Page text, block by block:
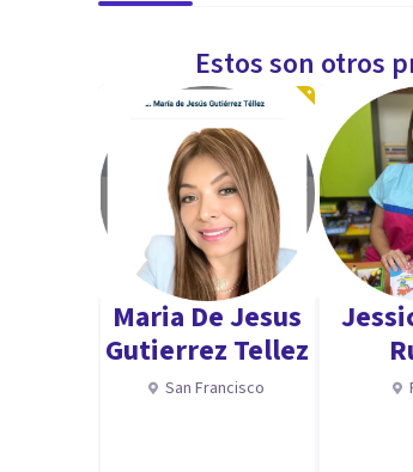
Estos son otros
Maria De Jesus
Gutierrez Tellez
San Francisco